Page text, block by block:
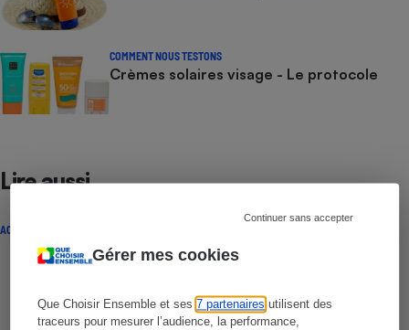
Gérer mes cookies
Que Choisir Ensemble et ses7 partenaires utilisent des
traceurs pour mesurer l’audience, la performance,
Continuer sans accepter
COMMENT NOUS TESTONS
Crèmes solaires visage - Le protocole
Lire aussi
ACTUALITÉ